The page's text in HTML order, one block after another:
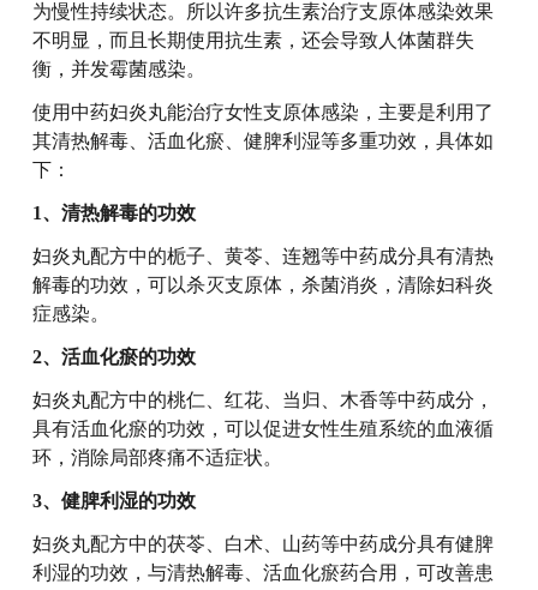
为慢性持续状态。所以许多抗生素治疗支原体感染效果
不明显，而且长期使用抗生素，还会导致人体菌群失
衡，并发霉菌感染。
使用中药妇炎丸能治疗女性支原体感染，主要是利用了
其清热解毒、活血化瘀、健脾利湿等多重功效，具体如
下：
1、清热解毒的功效
妇炎丸配方中的栀子、黄苓、连翘等中药成分具有清热
解毒的功效，可以杀灭支原体，杀菌消炎，清除妇科炎
症感染。
2、活血化瘀的功效
妇炎丸配方中的桃仁、红花、当归、木香等中药成分，
具有活血化瘀的功效，可以促进女性生殖系统的血液循
环，消除局部疼痛不适症状。
3、健脾利湿的功效
妇炎丸配方中的茯苓、白术、山药等中药成分具有健脾
利湿的功效，与清热解毒、活血化瘀药合用，可改善患